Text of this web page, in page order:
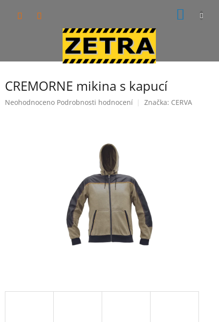
CREMORNE mikina s kapucí
Průměrné
Neohodnoceno Podrobnosti hodnocení Značka: CERVA